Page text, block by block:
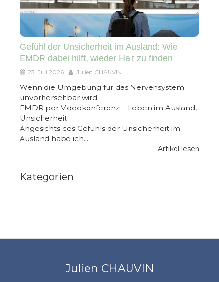
Gefühl der Unsicherheit im Ausland: Wie
EMDR dabei hilft, wieder Halt zu finden
23. Juli 2026 Julien CHAUVIN
Wenn die Umgebung für das Nervensystem
unvorhersehbar wird
EMDR per Videokonferenz – Leben im Ausland,
Unsicherheit
Angesichts des Gefühls der Unsicherheit im
Ausland habe ich...
Artikel lesen
Kategorien
Julien CHAUVIN